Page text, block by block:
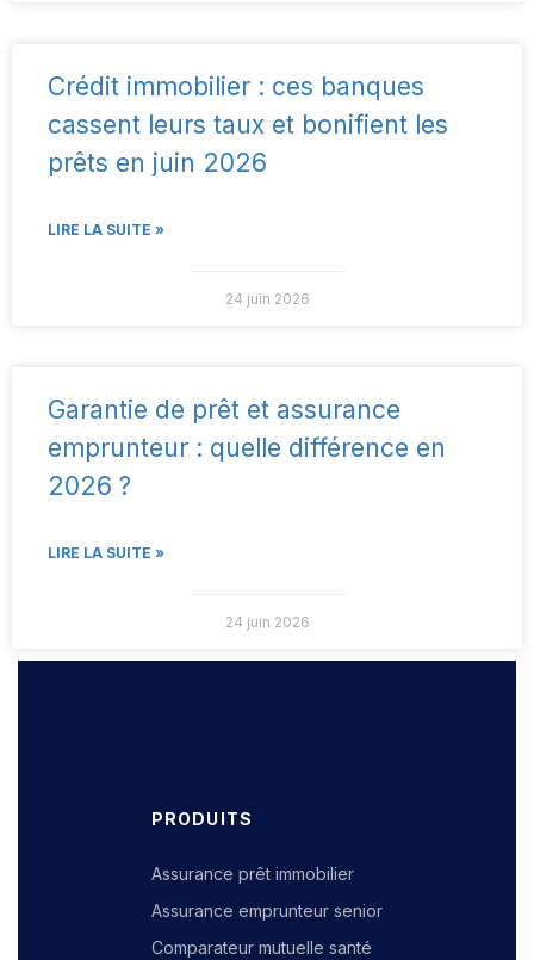
Crédit immobilier : ces banques
cassent leurs taux et bonifient les
prêts en juin 2026
LIRE LA SUITE »
24 juin 2026
Garantie de prêt et assurance
emprunteur : quelle différence en
2026 ?
LIRE LA SUITE »
24 juin 2026
PRODUITS
Assurance prêt immobilier
Assurance emprunteur senior
Comparateur mutuelle santé